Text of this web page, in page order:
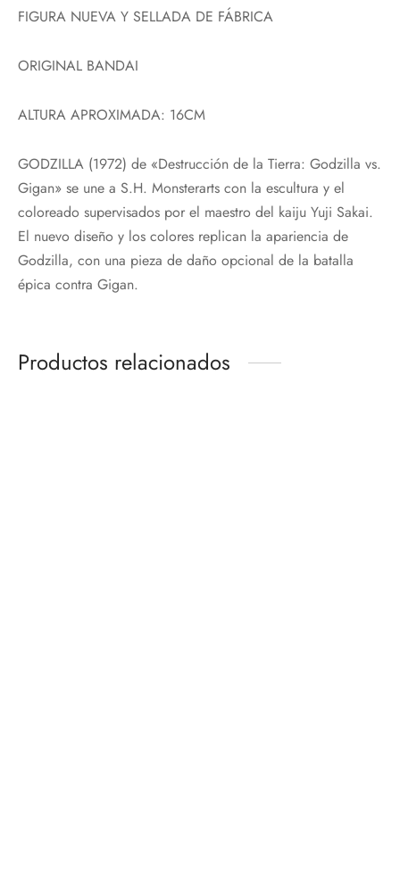
FIGURA NUEVA Y SELLADA DE FÁBRICA
ORIGINAL BANDAI
ALTURA APROXIMADA: 16CM
GODZILLA (1972) de «Destrucción de la Tierra: Godzilla vs.
Gigan» se une a S.H. Monsterarts con la escultura y el
coloreado supervisados por el maestro del kaiju Yuji Sakai.
El nuevo diseño y los colores replican la apariencia de
Godzilla, con una pieza de daño opcional de la batalla
épica contra Gigan.
Productos relacionados